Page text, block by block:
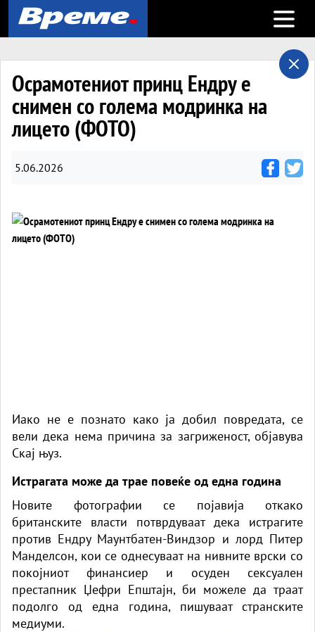
Open
Осрамотениот принц Ендру е
снимен со голема модринка на
лицето (ФОТО)
5.06.2026
Иако не е познато како ја добил повредата, се
вели дека нема причина за загриженост, објавува
Скај њуз.
Истрагата може да трае повеќе од една година
Новите фотографии се појавија откако
британските власти потврдуваат дека истрагите
против ЕндруМаунтбатен-Виндзор и лорд Питер
Манделсон, кои се однесуваат на нивните врски со
покојниот финансиер и осуден сексуален
престапник Џефри Епштајн, би можеле да траат
подолго од една година, пишуваат странските
медиуми.